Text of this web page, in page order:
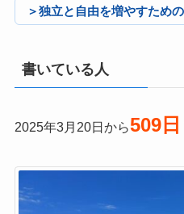
＞独立と自由を増やすため
書いている人
2025年3月20日から509日